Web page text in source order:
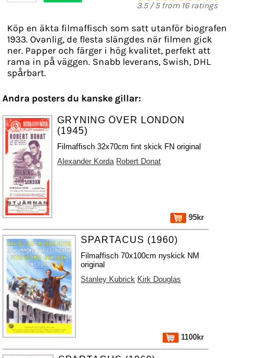
3.5/5from 16ratings
Köp en äkta filmaffisch som satt utanför biografen
1933. Ovanlig, de flesta slängdes när filmen gick
ner. Papper och färger i hög kvalitet, perfekt att
rama in på väggen. Snabb leverans, Swish, DHL
spårbart.
Andra posters du kanske gillar:
GRYNING ÖVER LONDON
(1945)
Filmaffisch 32x70cm fint skick FN original
Alexander Korda Robert Donat
95kr
SPARTACUS (1960)
Filmaffisch 70x100cm nyskick NM
original
Stanley Kubrick Kirk Douglas
1100kr